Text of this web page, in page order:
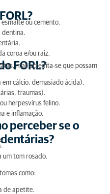
ou cemento.
dentina.
coroa e/ou raiz.
FORL?
mas acredita-se que possam
cálcio, demasiado ácida).
traumas).
herpesvírus felino.
e inflamação.
perceber se o
um tom rosado.
como:
de apetite.